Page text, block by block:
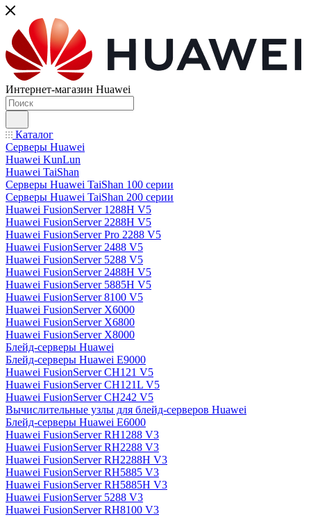
Интернет-магазин Huawei
Каталог
Серверы Huawei
Huawei KunLun
Huawei TaiShan
Серверы Huawei TaiShan 100 серии
Серверы Huawei TaiShan 200 серии
Huawei FusionServer 1288H V5
Huawei FusionServer 2288H V5
Huawei FusionServer Pro 2288 V5
Huawei FusionServer 2488 V5
Huawei FusionServer 5288 V5
Huawei FusionServer 2488H V5
Huawei FusionServer 5885H V5
Huawei FusionServer 8100 V5
Huawei FusionServer X6000
Huawei FusionServer X6800
Huawei FusionServer X8000
Блейд-серверы Huawei
Блейд-серверы Huawei E9000
Huawei FusionServer CH121 V5
Huawei FusionServer CH121L V5
Huawei FusionServer CH242 V5
Вычислительные узлы для блейд-серверов Huawei
Блейд-серверы Huawei E6000
Huawei FusionServer RH1288 V3
Huawei FusionServer RH2288 V3
Huawei FusionServer RH2288H V3
Huawei FusionServer RH5885 V3
Huawei FusionServer RH5885H V3
Huawei FusionServer 5288 V3
Huawei FusionServer RH8100 V3